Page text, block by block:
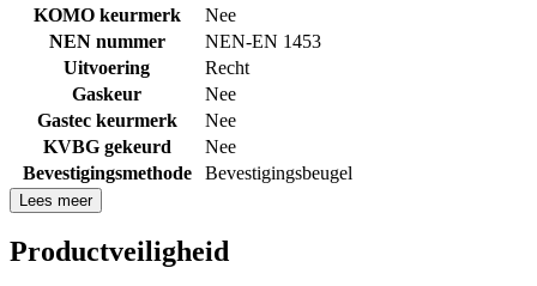
KOMO keurmerk
Nee
NEN nummer
NEN-EN 1453
Uitvoering
Recht
Gaskeur
Nee
Gastec keurmerk
Nee
KVBG gekeurd
Nee
Bevestigingsmethode
Bevestigingsbeugel
Lees meer
Productveiligheid